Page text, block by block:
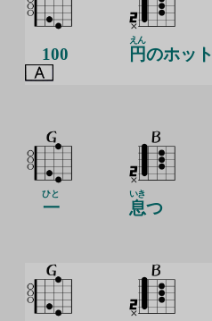
100 円
えん
のホット
一
ひと
息
いき
つ